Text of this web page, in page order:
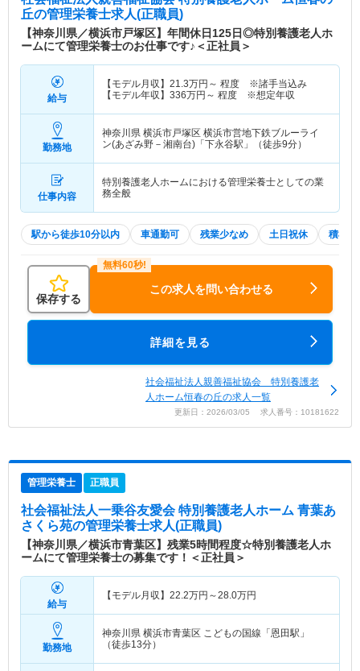
丘の管理栄養士求人(正職員)
【神奈川県／横浜市戸塚区】年間休日125日◎特別養護老人ホ
ームにて管理栄養士のお仕事です♪＜正社員＞
給与
【モデル月収】 21.3万円～ 程度 ※諸手当込み
【モデル年収】 336万円～ 程度 ※想定年収
勤務地
神奈川県 横浜市戸塚区 横浜市営地下鉄ブルーライ
ン(あざみ野－湘南台)「下永谷駅」（徒歩9分）
仕事内容
特別養護老人ホームにおける管理栄養士としての業
務全般
駅から徒歩10分以内 車通勤可 残業少なめ 土日祝休 積極採
保存する
この求人を問い合わせる
詳細を見る
社会福祉法人親善福祉協会 特別養護老
人ホーム恒春の丘の求人一覧
更新日：2026/03/05 求人番号：10181622
管理栄養士 正職員
社会福祉法人一乗谷友愛会 特別養護老人ホーム 青葉あ
さくら苑の管理栄養士求人(正職員)
【神奈川県／横浜市青葉区】残業5時間程度☆特別養護老人ホ
ームにて管理栄養士の募集です！＜正社員＞
給与
【モデル月収】 22.2万円～28.0万円
勤務地
神奈川県 横浜市青葉区 こどもの国線「恩田駅」
（徒歩13分）